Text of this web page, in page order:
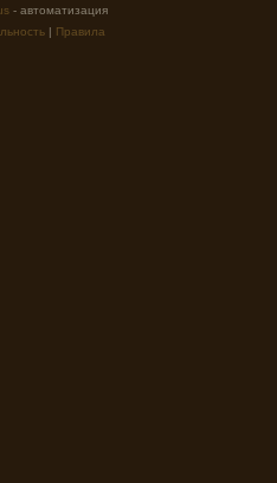
- автоматизация
| Правила